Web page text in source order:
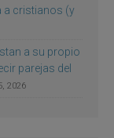
a cristianos (y
a su propio
parejas del
2026